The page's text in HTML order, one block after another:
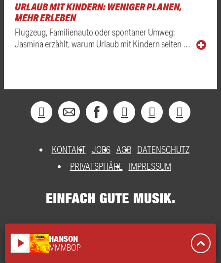
URLAUB MIT KINDERN: WENIGER PLANEN,
MEHR ERLEBEN
Flugzeug, Familienauto oder spontaner Umweg:
Jasmina erzählt, warum Urlaub mit Kindern selten …
KONTAKT JOBS AGB DATENSCHUTZ
PRIVATSPHÄRE
IMPRESSUM
play_arrow HANSON
MMMBOP